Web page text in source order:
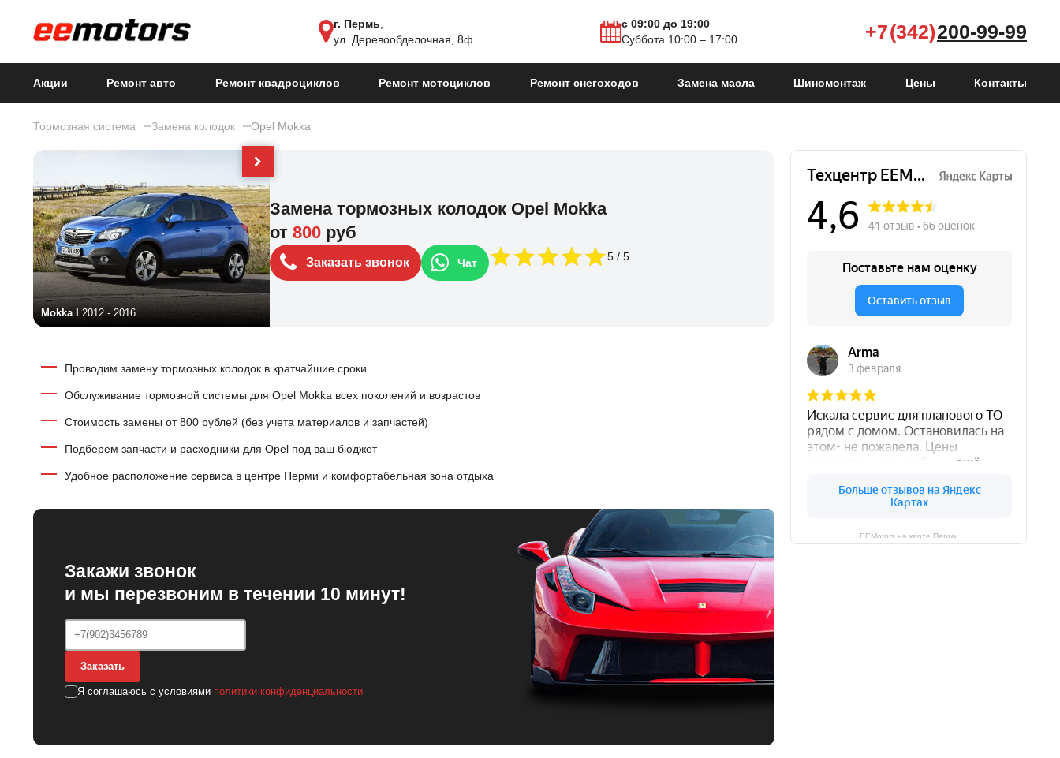
г. Пермь
ул. Деревообделочная, 8ф
с 09:00 до 19:00
Суббота 10:00 – 17:00
+7 (342)200-99-99
Акции Ремонт авто Ремонт квадроциклов Ремонт мотоциклов Ремонт снегоходов Замена масла Шиномонтаж Цены Контакты
Тормозная система Замена колодок Opel Mokka
Mokka I 2012 - 2016
Замена тормозных колодок Opel Mokka
от 800 руб
Заказать звонок Чат 5
Проводим замену тормозных колодок в кратчайшие сроки
Обслуживание тормозной системы для Opel Mokka всех поколений и возрастов
Стоимость замены от 800 рублей (без учета материалов и запчастей)
Подберем запчасти и расходники для Opel под ваш бюджет
Удобное расположение сервиса в центре Перми и комфортабельная зона отдыха
Закажи звонок
и мы перезвоним в течении 10 минут!
Заказать
Я соглашаюсь с условиями политики конфиденциальности
EEMotors на карте Перми